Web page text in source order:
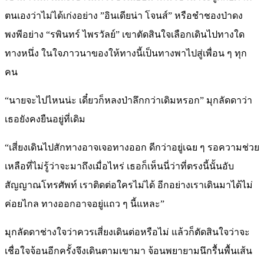
ตนเองว่าไม่ได้เก่งอย่าง ”อินเดียน่า โจนส์” หรือชำชองป่าดง
พงพีอย่าง “รพินทร์ ไพรวัลย์” เขาตัดสินใจเลือกเดินไปทางใด
ทางหนึ่ง ในใจภาวนาของให้ทางนี้เป็นทางพาไปสู่เพื่อน ๆ ทุก
คน
“นายจะไปไหนน่ะ เดี๋ยวก็หลงป่าลึกกว่าเดิมหรอก” มุกลัดดาว่า
เธอยังคงยืนอยู่ที่เดิม
“เสี่ยงเดินไปสักทางอาจเจอทางออก ดีกว่าอยู่เฉย ๆ รอความช่วย
เหลือที่ไม่รู้ว่าจะมาถึงเมื่อไหร่ เธอก็เห็นนี่ว่าที่ตรงนี้นั้นอับ
สัญญาณโทรศัพท์ เราติดต่อใครไม่ได้ อีกอย่างเราเดินมาได้ไม่
ค่อยไกล ทางออกอาจอยู่แถว ๆ นี้แหละ”
มุกลัดดาช่างใจว่าควรเสี่ยงเดินต่อหรือไม่ แล้วก็ตัดสินใจว่าจะ
เชื่อใจจ้อนอีกครั้งจึงเดินตามเขามา จ้อนพยายามนึกรื้นพื้นเส้น